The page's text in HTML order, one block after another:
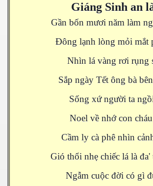
Giáng Sinh an
Gần bốn mươi năm làm
Đông lạnh lòng mỏi mắt
Nhìn lá vàng rơi rụng
Sắp ngày Tết ông bà
Sống xứ người ta
Noel về nhớ con
Cầm ly cà phê nhìn
Gió thổi nhẹ chiếc lá là đa'
Ngẫm cuộc đời có gì